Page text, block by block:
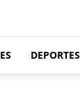
DEPORTES